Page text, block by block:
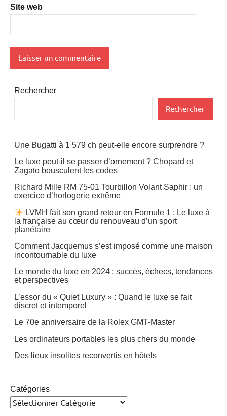
Site web
Rechercher
Rechercher
Une Bugatti à 1 579 ch peut-elle encore surprendre ?
Le luxe peut-il se passer d’ornement ? Chopard et
Zagato bousculent les codes
Richard Mille RM 75-01 Tourbillon Volant Saphir : un
exercice d’horlogerie extrême
LVMH fait son grand retour en Formule 1 : Le luxe à
la française au cœur du renouveau d’un sport
planétaire
Comment Jacquemus s’est imposé comme une maison
incontournable du luxe
Le monde du luxe en 2024 : succès, échecs, tendances
et perspectives
L’essor du « Quiet Luxury » : Quand le luxe se fait
discret et intemporel
Le 70e anniversaire de la Rolex GMT-Master
Les ordinateurs portables les plus chers du monde
Des lieux insolites reconvertis en hôtels
Catégories